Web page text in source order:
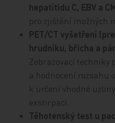
hepatitidu C, EBV a
pro zjištění možných
PET/CT vyšetření
hrudníku, břicha a
Zobrazovací techniky
a hodnocení rozsahu
k určení vhodné
exstirpaci.
Těhotenský test u